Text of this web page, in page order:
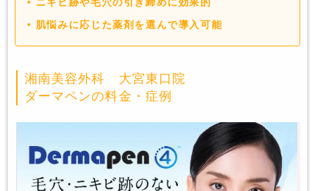
ニキビ跡や毛穴の引き締めに効果的
肌悩みに応じた薬剤を選んで導入可能
湘南美容外科 大宮東口院
ダーマペンの料金・症例